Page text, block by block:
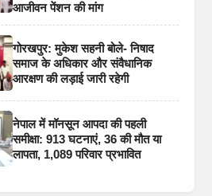
आजीवन पेंशन की मांग
गोरखपुर: मुकेश सहनी बोले- निषाद
समाज के अधिकार और संवैधानिक
आरक्षण की लड़ाई जारी रहेगी
नेपाल में मॉनसून आपदा की पहली
समीक्षा: 913 घटनाएं, 36 की मौत या
लापता, 1,089 परिवार प्रभावित